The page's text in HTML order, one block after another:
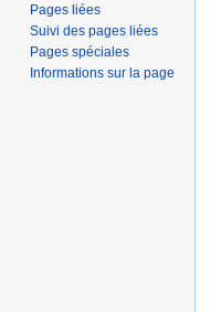
Pages liées
Suivi des pages liées
Pages spéciales
Informations sur la page